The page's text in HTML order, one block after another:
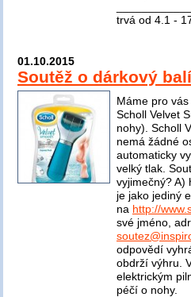
trvá od 4.1 -
01.10.2015
Soutěž o dárkový
Máme pro
Scholl Velvet
nohy). Scholl
nemá žádné
automaticky
velký tlak.
vyjimečný? A)
je jako jediný
na http://
své jméno,
odpovědí
obdrží výhru.
elektrickým
péčí o nohy.